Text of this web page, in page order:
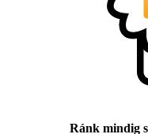
Ránk mindig